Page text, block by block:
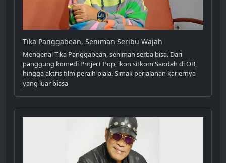
Tika Panggabean, Seniman Seribu Wajah
Mengenal Tika Panggabean, seniman serba bisa. Dari
panggung komedi Project Pop, ikon sitkom Saodah di OB,
hingga aktris film peraih piala. Simak perjalanan kariernya
yang luar biasa